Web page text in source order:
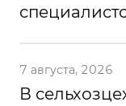
7 августа, 2026
В